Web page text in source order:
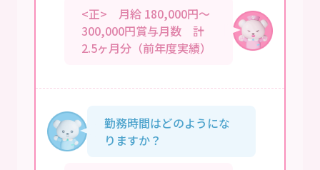
<正> 月給 180,000円～
300,000円賞与月数 計
2.5ヶ月分（前年度実績）
勤務時間はどのようにな
りますか？